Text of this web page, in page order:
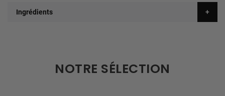
Ingrédients
NOTRE SÉLECTION